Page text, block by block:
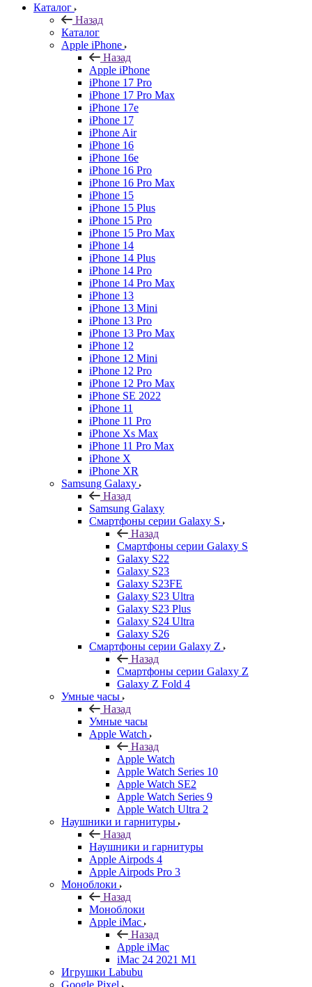
Каталог
Назад
Каталог
Apple iPhone
Назад
Apple iPhone
iPhone 17 Pro
iPhone 17 Pro Max
iPhone 17e
iPhone 17
iPhone Air
iPhone 16
iPhone 16e
iPhone 16 Pro
iPhone 16 Pro Max
iPhone 15
iPhone 15 Plus
iPhone 15 Pro
iPhone 15 Pro Max
iPhone 14
iPhone 14 Plus
iPhone 14 Pro
iPhone 14 Pro Max
iPhone 13
iPhone 13 Mini
iPhone 13 Pro
iPhone 13 Pro Max
iPhone 12
iPhone 12 Mini
iPhone 12 Pro
iPhone 12 Pro Max
iPhone SE 2022
iPhone 11
iPhone 11 Pro
iPhone Xs Max
iPhone 11 Pro Max
iPhone X
iPhone XR
Samsung Galaxy
Назад
Samsung Galaxy
Смартфоны серии Galaxy S
Назад
Смартфоны серии Galaxy S
Galaxy S22
Galaxy S23
Galaxy S23FE
Galaxy S23 Ultra
Galaxy S23 Plus
Galaxy S24 Ultra
Galaxy S26
Смартфоны серии Galaxy Z
Назад
Смартфоны серии Galaxy Z
Galaxy Z Fold 4
Умные часы
Назад
Умные часы
Apple Watch
Назад
Apple Watch
Apple Watch Series 10
Apple Watch SE2
Apple Watch Series 9
Apple Watch Ultra 2
Наушники и гарнитуры
Назад
Наушники и гарнитуры
Apple Airpods 4
Apple Airpods Pro 3
Моноблоки
Назад
Моноблоки
Apple iMac
Назад
Apple iMac
iMac 24 2021 M1
Игрушки Labubu
Google Pixel